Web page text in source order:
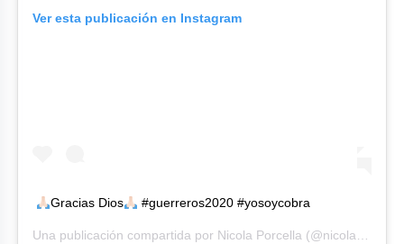
Ver esta publicación en Instagram
Gracias Dios #guerreros2020 #yosoycobra
Una publicación compartida por Nicola Porcella (@nicolaporcella12) el